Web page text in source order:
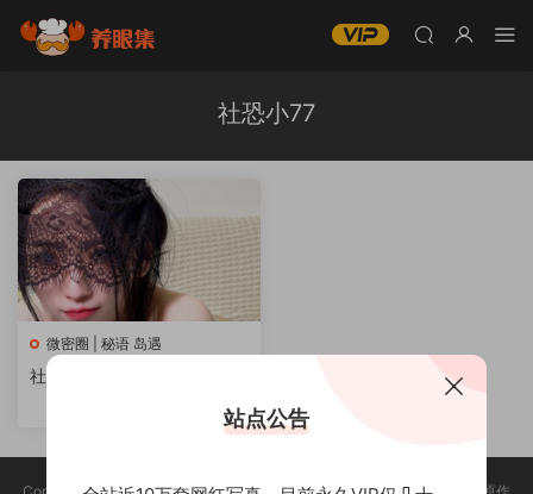
社恐小77
微密圈 | 秘语 岛遇
社恐小77微密圈写真合集
站点公告